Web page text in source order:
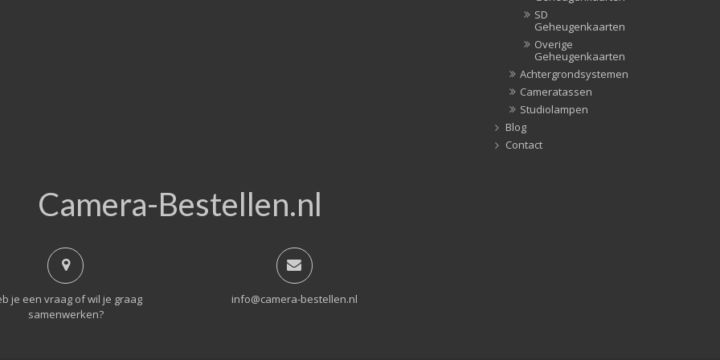
SD
Geheugenkaarten
Overige
Geheugenkaarten
Achtergrondsystemen
Cameratassen
Studiolampen
Blog
Contact
Camera-Bestellen.nl
je een vraag of wil je graag
samenwerken?
info@camera-bestellen.nl